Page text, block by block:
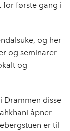
for første gang i
og her
og seminarer
og
Drammen disse
åpner
er til